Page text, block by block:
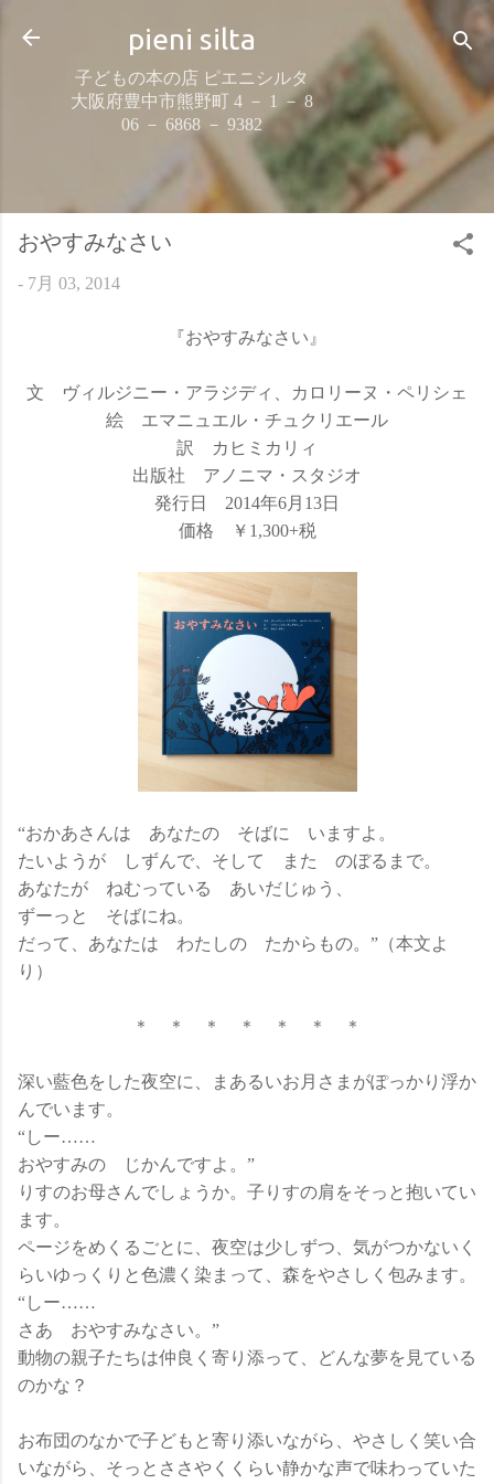
スキップしてメイン コンテンツに移動
pieni silta
子どもの本の店 ピエニシルタ
大阪府豊中市熊野町 4 － 1 － 8
06 － 6868 － 9382
おやすみなさい
- 7月 03, 2014
『おやすみなさい』
文 ヴィルジニー・アラジディ、カロリーヌ・ペリシェ
絵 エマニュエル・チュクリエール
訳 カヒミカリィ
出版社 アノニマ・スタジオ
発行日 2014年6月13日
価格 ￥1,300+税
“おかあさんは あなたの そばに いますよ。
たいようが しずんで、そして また のぼるまで。
あなたが ねむっている あいだじゅう、
ずーっと そばにね。
だって、あなたは わたしの たからもの。”（本文よ
り）
＊ ＊ ＊ ＊ ＊ ＊ ＊
深い藍色をした夜空に、まあるいお月さまがぽっかり浮か
んでいます。
“しー……
おやすみの じかんですよ。”
りすのお母さんでしょうか。子りすの肩をそっと抱いてい
ます。
ページをめくるごとに、夜空は少しずつ、気がつかないく
らいゆっくりと色濃く染まって、森をやさしく包みます。
“しー……
さあ おやすみなさい。”
動物の親子たちは仲良く寄り添って、どんな夢を見ている
のかな？
お布団のなかで子どもと寄り添いながら、やさしく笑い合
いながら、そっとささやくくらい静かな声で味わっていた